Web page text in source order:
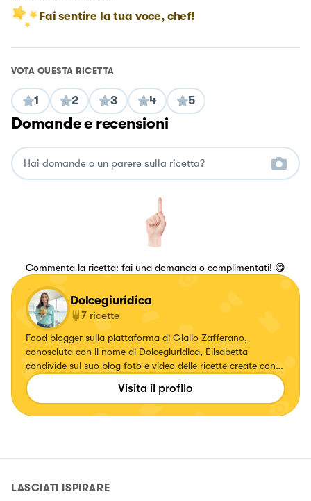
Fai sentire la tua voce, chef!
VOTA QUESTA RICETTA
1 2 3 4 5
Domande e recensioni
Commenta la ricetta: fai una domanda o complimentati! 😋
Dolcegiuridica
7 ricette
Food blogger sulla piattaforma di Giallo Zafferano,
conosciuta con il nome di Dolcegiuridica, Elisabetta
condivide sul suo blog foto e video delle ricette create con i
prodotti a chilometro zero del proprio orto, puntando sulla
stagionalità e sulla qualità.Visita il profilo
LASCIATI ISPIRARE